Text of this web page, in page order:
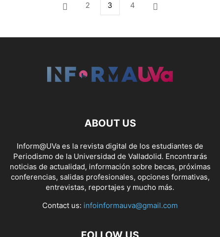
2 3 4
ABOUT US
Inform@UVa es la revista digital de los estudiantes de
Periodismo de la Universidad de Valladolid. Encontrarás
noticias de actualidad, información sobre becas, próximas
conferencias, salidas profesionales, opciones formativas,
entrevistas, reportajes y mucho más.
Contact us: infoinformauva@gmail.com